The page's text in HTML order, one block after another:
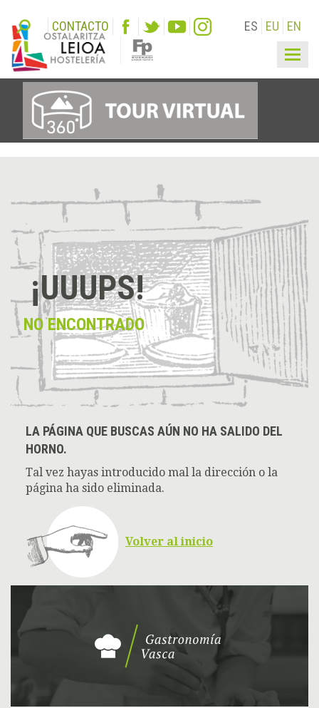
CONTACTO ES EU EN
¡UUUPS!
NO ENCONTRADO
LA PÁGINA QUE BUSCAS AÚN NO HA SALIDO DEL
HORNO.
Tal vez hayas introducido mal la dirección o la
página ha sido eliminada.
Volver al inicio